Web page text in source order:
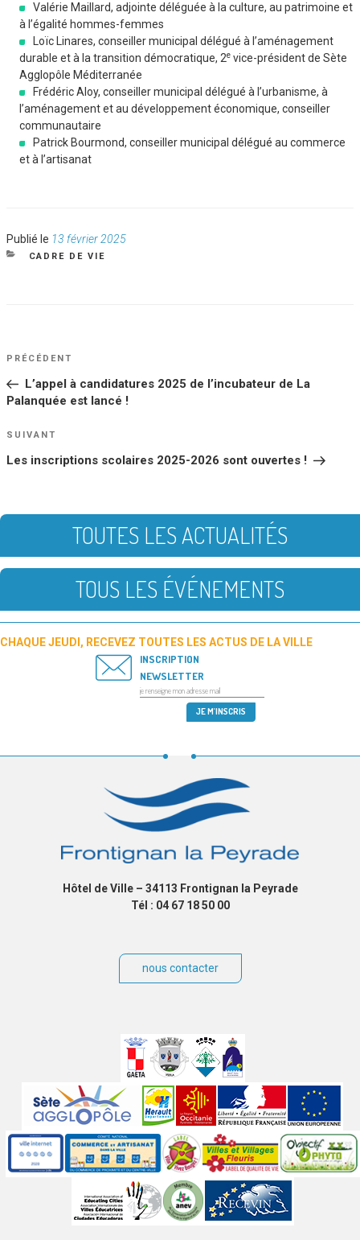
Valérie Maillard, adjointe déléguée à la culture, au patrimoine et
à l’égalité hommes-femmes
Loïc Linares, conseiller municipal délégué à l’aménagement
durable et à la transition démocratique, 2e vice-président de Sète
Agglopôle Méditerranée
Frédéric Aloy, conseiller municipal délégué à l’urbanisme, à
l’aménagement et au développement économique, conseiller
communautaire
Patrick Bourmond, conseiller municipal délégué au commerce
et à l’artisanat
Publié le Publié
le
13 février 2025
CATÉGORIES
CADRE DE VIE
NAVIGATION
DE
L’ARTICLE
Article
PRÉCÉDENT
L’appel à candidatures 2025 de l’incubateur de La
Palanquée est lancé !
Article
SUIVANT
Les inscriptions scolaires 2025-2026 sont ouvertes !
TOUTES LES ACTUALITÉS
TOUS LES ÉVÉNEMENTS
CHAQUE JEUDI, RECEVEZ TOUTES LES ACTUS DE LA VILLE
INSCRIPTION
NEWSLETTER
Hôtel de Ville – 34113 Frontignan la Peyrade
Tél : 04 67 18 50 00
nous contacter
partenaires
Labels